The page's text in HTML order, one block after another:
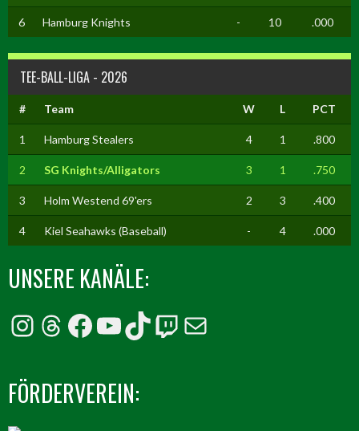
6 Hamburg Knights - 10 .000
TEE-BALL-LIGA - 2026
# Team W L PCT
1 Hamburg Stealers 4 1 .800
2 SG Knights/Alligators 3 1 .750
3 Holm Westend 69'ers 2 3 .400
4 Kiel Seahawks (Baseball) - 4 .000
UNSERE KANÄLE:
Instagram
Threads
Facebook
YouTube
TikTok
Twitch
E-Mail
FÖRDERVEREIN: